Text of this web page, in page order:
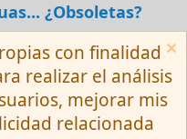
¿Obsoletas?
reglas
R
S
con finalidad
realizar el análisis
mejorar mis
relacionada